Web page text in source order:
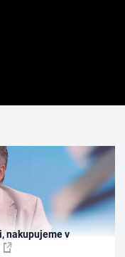
nakupujeme v